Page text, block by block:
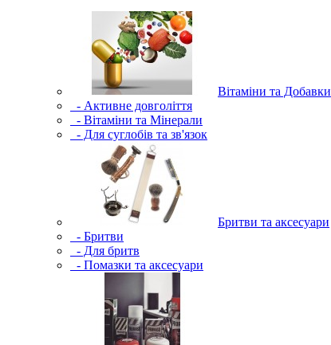
Вітаміни та Добавки
- Активне довголіття
- Вітаміни та Мінерали
- Для суглобів та зв'язок
Бритви та аксесуари
- Бритви
- Для бритв
- Помазки та аксесуари